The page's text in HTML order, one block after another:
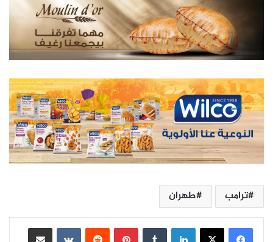
ترامب طهران
لينكدإن بينتيريست
مشاركة عبر البريد